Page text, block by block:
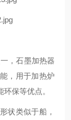
，石墨加热器
，用于加热炉
保等优点。
状类似于船，